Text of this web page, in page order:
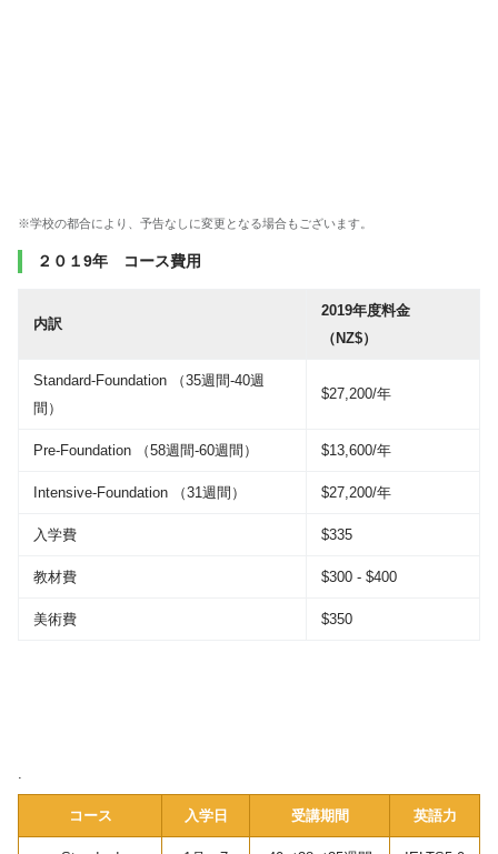
※学校の都合により、予告なしに変更となる場合もございます。
２０１9年 コース費用
内訳
2019年度料金
（NZ$）
Standard-Foundation （35週間-40週
間）
$27,200/年
Pre-Foundation （58週間-60週間） $13,600/年
Intensive-Foundation （31週間） $27,200/年
入学費 $335
教材費 $300 - $400
美術費 $350
.
コース 入学日 受講期間 英語力